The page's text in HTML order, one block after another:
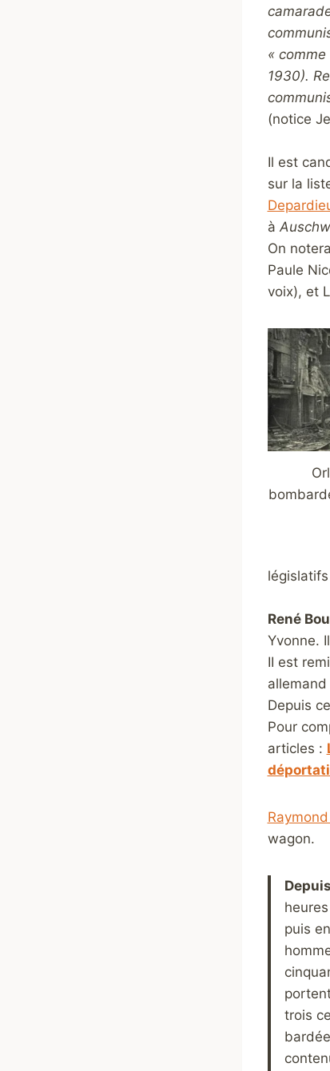
«
1930).
(notice
Il est
sur la
à
On
Paule
voix), et
René
Yvonne.
II est
Depuis
Pour
articles :
wagon.
puis
trois